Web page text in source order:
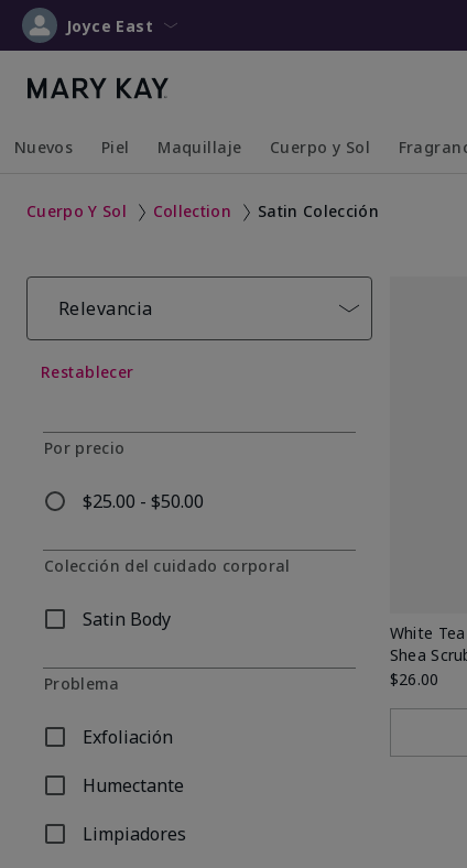
Joyce East
Nuevos Piel Maquillaje Cuerpo y Sol
Cuerpo Y Sol Collection Satin Colección
Relevancia
Restablecer
Por precio
$25.00 - $50.00
Refinar por Por precio: $25.00 - $50.00
Colección del cuidado corporal
Satin Body
Refinar por Colección del cuidado corporal: Satin
Problema
Exfoliación
Refinar por Problema: Exfoliación
Humectante
Refinar por Problema: Humectante
Limpiadores
Refinar por Problema: Limpiadores
White
Shea
$26.00